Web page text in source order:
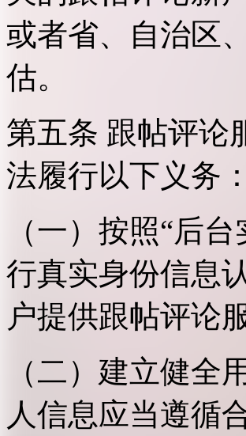
或者省、自治区
估。
第五条 跟帖评论
法履行以下义务：
（一）按照“后
行真实身份信息
户提供跟帖评论
（二）建立健全
人信息应当遵循